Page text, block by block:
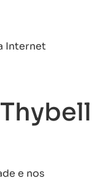
Internet
e nos